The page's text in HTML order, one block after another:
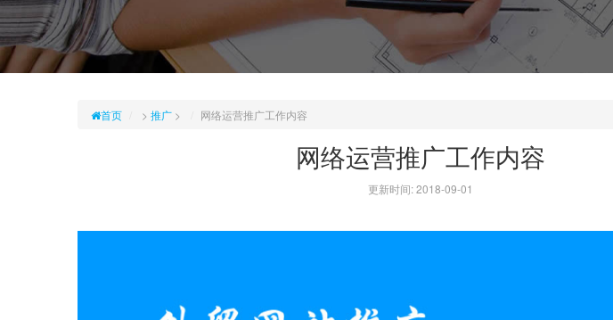
首页 > 推广 > 网络运营推广工作内容
网络运营推广工作内容
更新时间: 2018-09-01